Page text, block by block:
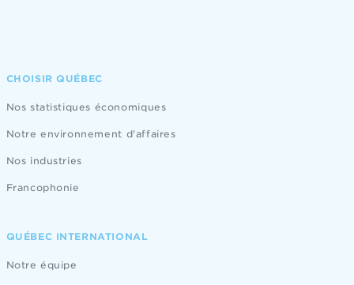
CHOISIR QUÉBEC
Nos statistiques économiques
Notre environnement d'affaires
Nos industries
Francophonie
QUÉBEC INTERNATIONAL
Notre équipe